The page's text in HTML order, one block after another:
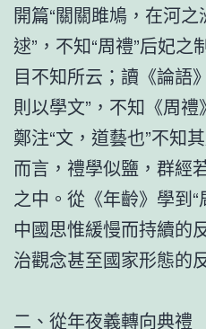
開篇“關關雎鳩，在河
逑”，不知“周禮”后妃之
目不知所云；讀《論語
則以學文”，不知《周
鄭注“文，道藝也”不知
而言，禮學似鹽，群經
之中。從《年齡》學到
中國思惟緩慢而持續的
治觀念甚至國家形態的
二、從年夜義轉向典禮